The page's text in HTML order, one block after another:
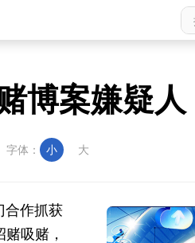
博案嫌疑人
字体： 小 大
作抓获
吸赌，